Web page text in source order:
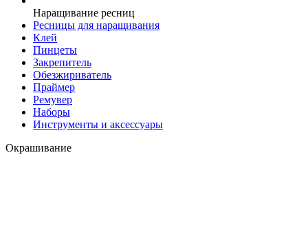
Наращивание ресниц
Ресницы для наращивания
Клей
Пинцеты
Закрепитель
Обезжириватель
Праймер
Ремувер
Наборы
Инструменты и аксессуары
Окрашивание